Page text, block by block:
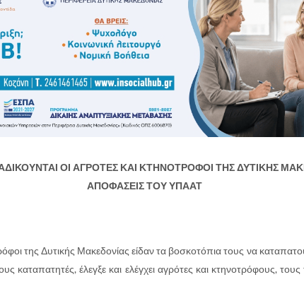
ΟΙ ΑΓΡΟΤΕΣ ΚΑΙ ΚΤΗΝΟΤΡΟΦΟΙ ΤΗΣ ΔΥΤΙΚΗΣ
ΑΠΟΦΑΣΕΙΣ ΤΟΥ ΥΠΑΑΤ
της Δυτικής Μακεδονίας είδαν τα βοσκοτόπια τους να
καταπατητές, έλεγξε και ελέγχει αγρότες και κτηνοτρόφους, τους